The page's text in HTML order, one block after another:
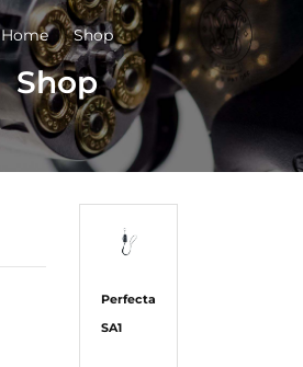
Home Shop
Shop
Perfecta
SA1